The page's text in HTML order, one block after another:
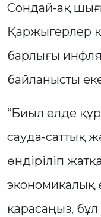
Сондай-ақ
Қаржыгерлер
барлығы
байланысты
“Биыл елде
сауда-саттық
өндіріліп
экономикалық
қарасаңыз, бұл